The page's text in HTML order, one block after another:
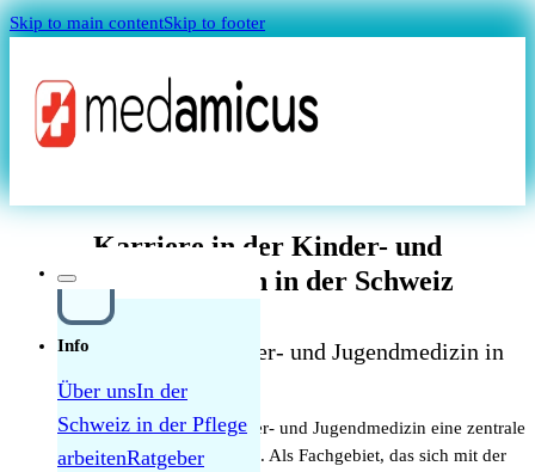
Skip to main contentSkip to footer
Magazin
Quellensteuer Lohnrechner
Info
Über unsIn der
Schweiz in der Pflege
arbeitenRatgeber
Karriere in der Kinder- und
Jugendmedizin in der Schweiz
Die Bedeutung der Kinder- und Jugendmedizin in
der Schweiz
In der Schweiz nimmt die Kinder- und Jugendmedizin eine zentrale
Rolle im Gesundheitssystem ein. Als Fachgebiet, das sich mit der